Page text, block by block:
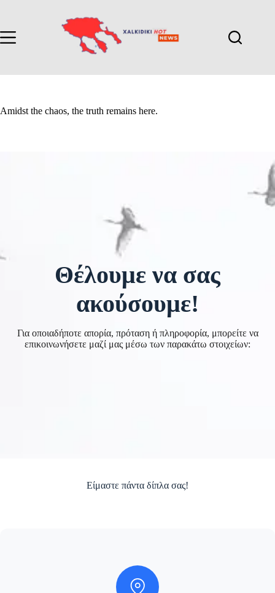
Amidst the chaos, the truth remains here.
Θέλουμε να σας
ακούσουμε!
Για οποιαδήποτε απορία, πρόταση ή πληροφορία, μπορείτε να
επικοινωνήσετε μαζί μας μέσω των παρακάτω στοιχείων:
Είμαστε πάντα δίπλα σας!